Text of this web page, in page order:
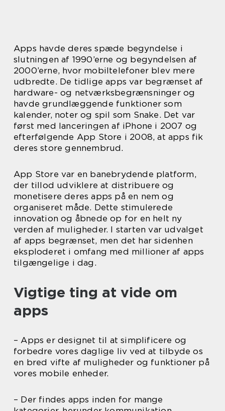
Apps havde deres spæde begyndelse i
slutningen af 1990’erne og begyndelsen af
2000’erne, hvor mobiltelefoner blev mere
udbredte. De tidlige apps var begrænset af
hardware- og netværksbegrænsninger og
havde grundlæggende funktioner som
kalender, noter og spil som Snake. Det var
først med lanceringen af iPhone i 2007 og
efterfølgende App Store i 2008, at apps fik
deres store gennembrud.
App Store var en banebrydende platform,
der tillod udviklere at distribuere og
monetisere deres apps på en nem og
organiseret måde. Dette stimulerede
innovation og åbnede op for en helt ny
verden af muligheder. I starten var udvalget
af apps begrænset, men det har sidenhen
eksploderet i omfang med millioner af apps
tilgængelige i dag.
Vigtige ting at vide om
apps
– Apps er designet til at simplificere og
forbedre vores daglige liv ved at tilbyde os
en bred vifte af muligheder og funktioner på
vores mobile enheder.
– Der findes apps inden for mange